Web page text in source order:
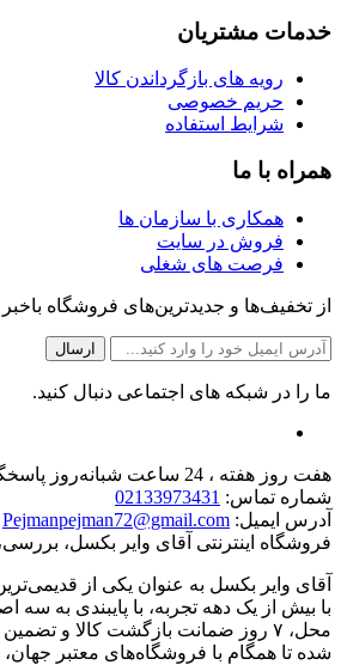
خدمات مشتریان
رویه های بازگرداندن کالا
حریم خصوصی
شرایط استفاده
همراه با ما
همکاری با سازمان ها
فروش در سایت
فرصت های شغلی
از تخفیف‌ها و جدیدترین‌های فروشگاه
ما را در شبکه های اجتماعی دنبال کنید.
هفت روز هفته ، 24 ساعت شبانه‌روز پاسخگوی شما هستیم.
شماره تماس: 02133973431
آدرس ایمیل: Pejmanpejman72@gmail.com
فروشگاه اینترنتی آقای وایر بکسل، بررسی،
آقای وایر بکسل به عنوان یکی از
با بیش از یک دهه تجربه، با پایبندی به سه
محل، ۷ روز ضمانت بازگشت کالا و
شده تا همگام با فروشگاه‌های معتبر